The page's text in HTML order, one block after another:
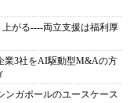
上がる----両立支援は福利厚
業3社をAI駆動型M&Aの方
ンガポールのユースケース